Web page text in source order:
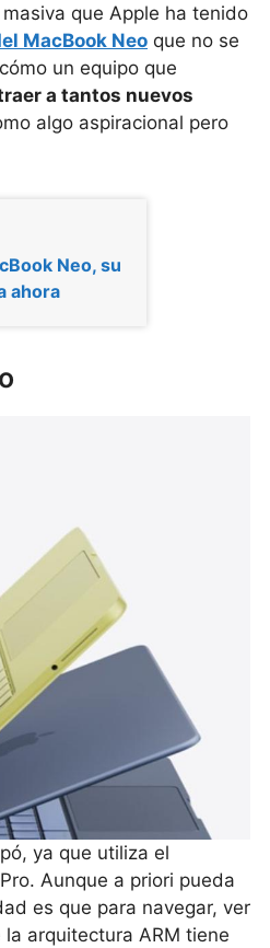
que Apple ha tenido
MacBook Neo que no se
un equipo que
a tantos nuevos
algo aspiracional pero
Neo, su
ahora
ya que utiliza el
Aunque a priori pueda
es que para navegar, ver
arquitectura ARM tiene